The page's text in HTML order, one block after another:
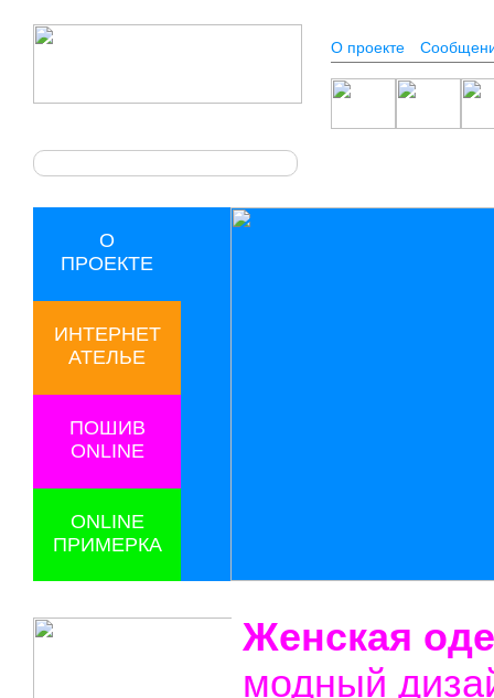
О проекте
ИНТЕРНЕТ
АТЕЛЬЕ
O
ПРОЕКТЕ
ПОШИВ
ONLINE
ONLINE
ПРИМЕРКА
Женская
модный